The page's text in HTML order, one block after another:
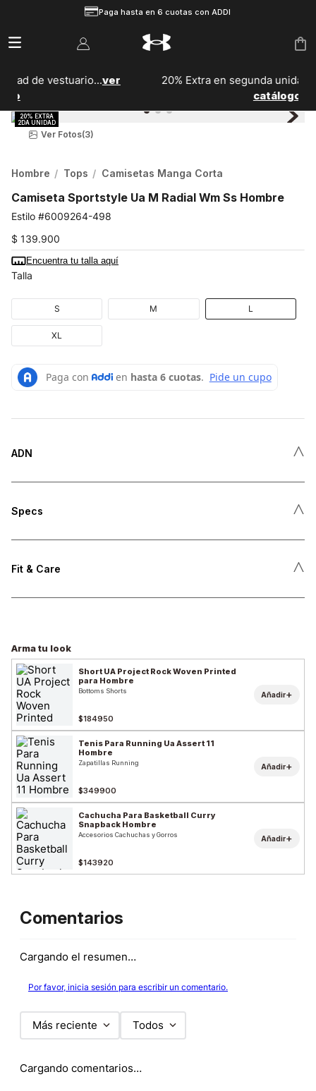
Paga hasta en 6 cuotas con ADDI
20% Extra en segunda unidad de calzado...Ver
Ver Fotos(3)
Hombre Tops Camisetas Manga Corta
Camiseta Sportstyle Ua M Radial Wm Ss Hombre
6009264-498
$ 139.900
Encuentra tu talla aquí
Talla
S M L
XL
ADN ˄
Specs ˄
Fit & Care ˄
Arma tu look
Short UA Project Rock Woven Printed
para Hombre
Bottoms Shorts
$184950
Añadir+
Tenis Para Running Ua Assert 11
Hombre
Zapatillas Running
$349900
Añadir+
Cachucha Para Basketball Curry
Snapback Hombre
Accesorios Cachuchas y Gorros
$143920
Añadir+
Comentarios
Cargando el resumen…
Por favor, inicia sesión para escribir un comentario.
Más reciente Todos
Cargando comentarios…